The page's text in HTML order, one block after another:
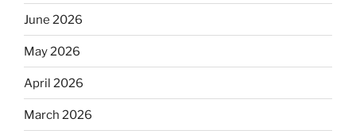
June 2026
May 2026
April 2026
March 2026